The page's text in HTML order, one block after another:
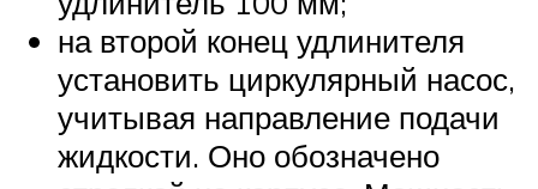
на второй конец удлинителя
установить циркулярный насос,
учитывая направление подачи
жидкости. Оно обозначено